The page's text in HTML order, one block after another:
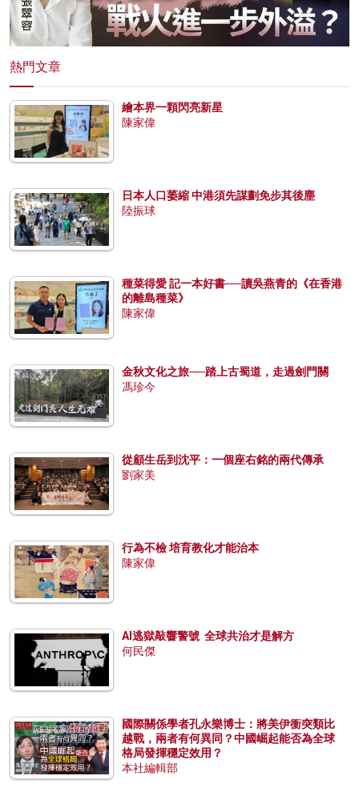
熱門文章
繪本界一顆閃亮新星
陳家偉
日本人口萎縮 中港須先謀劃免步其後塵
陸振球
種菜得愛 記一本好書──讀吳燕青的《在香港
的離島種菜》
陳家偉
金秋文化之旅──踏上古蜀道，走過劍門關
馮珍今
從顧生岳到沈平：一個座右銘的兩代傳承
劉家美
行為不檢 培育教化才能治本
陳家偉
AI逃獄敲響警號 全球共治才是解方
何民傑
國際關係學者孔永樂博士：將美伊衝突類比
越戰，兩者有何異同？中國崛起能否為全球
格局發揮穩定效用？
本社編輯部